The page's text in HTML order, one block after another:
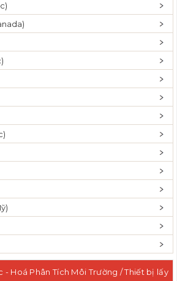
- Hoá Phân Tích Môi Trường / Thiết bị lấy